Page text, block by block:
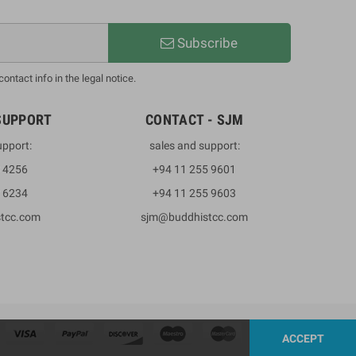
Subscribe
info in the legal notice.
4256
6234
CONTACT - SJM
sales and support:
+94 11 255 9601
+94 11 255 9603
sjm@buddhistcc.com
ACCEPT